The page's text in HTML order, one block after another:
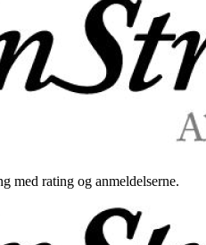
med rating og anmeldelserne.